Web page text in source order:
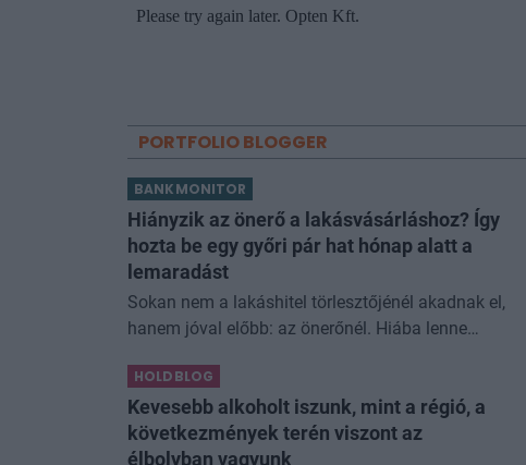
PORTFOLIO BLOGGER
BANKMONITOR
Hiányzik az önerő a lakásvásárláshoz? Így
hozta be egy győri pár hat hónap alatt a
lemaradást
Sokan nem a lakáshitel törlesztőjénél akadnak el,
hanem jóval előbb: az önerőnél. Hiába lenne
20 százalékát előre össze kell rakni. Z
HOLDBLOG
Kevesebb alkoholt iszunk, mint a régió, a
következmények terén viszont az
élbolyban vagyunk